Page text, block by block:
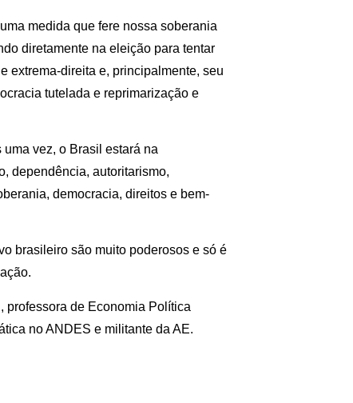
medida que fere nossa soberania
diretamente na eleição para tentar
extrema-direita e, principalmente, seu
tutelada e reprimarização e
vez, o Brasil estará na
dependência, autoritarismo,
democracia, direitos e bem-
brasileiro são muito poderosos e só é
professora de Economia Política
no ANDES e militante da AE.